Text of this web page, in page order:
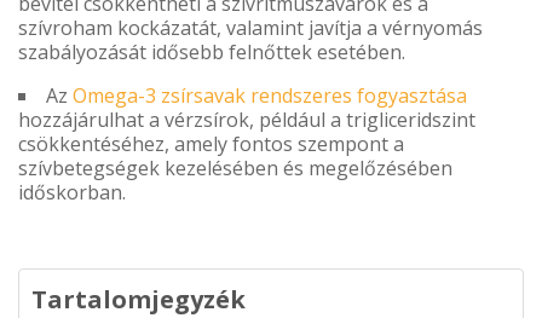
szívroham kockázatát, valamint javítja a vérnyomás
szabályozását idősebb felnőttek esetében.
Az Omega-3 zsírsavak rendszeres fogyasztása
hozzájárulhat a vérzsírok, például a trigliceridszint
csökkentéséhez, amely fontos szempont a
szívbetegségek kezelésében és megelőzésében
időskorban.
Tartalomjegyzék